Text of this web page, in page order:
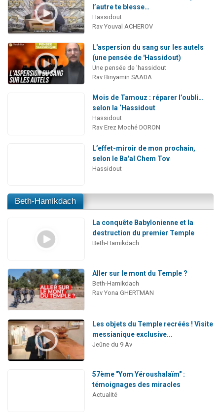
l’autre te blesse…
Hassidout
Rav Youval ACHEROV
L'aspersion du sang sur les autels
(une pensée de 'Hassidout)
Une pensée de 'hassidout
Rav Binyamin SAADA
Mois de Tamouz : réparer l’oubli…
selon la ‘Hassidout
Hassidout
Rav Erez Moché DORON
L’effet-miroir de mon prochain,
selon le Ba'al Chem Tov
Hassidout
Beth-Hamikdach
La conquête Babylonienne et la
destruction du premier Temple
Beth-Hamikdach
Aller sur le mont du Temple ?
Beth-Hamikdach
Rav Yona GHERTMAN
Les objets du Temple recréés ! Visite
messianique exclusive...
Jeûne du 9 Av
57ème "Yom Yéroushalaïm" :
témoignages des miracles
Actualité